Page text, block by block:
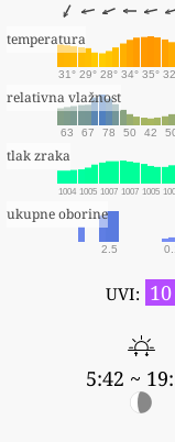
temperatura
31° 29° 28° 34° 35°
relativna vlažnost
63 67 78 50 42
tlak zraka
1004 1005 1007 1007 1005
ukupne oborine
2.5
UVI: 10
5:42 ~